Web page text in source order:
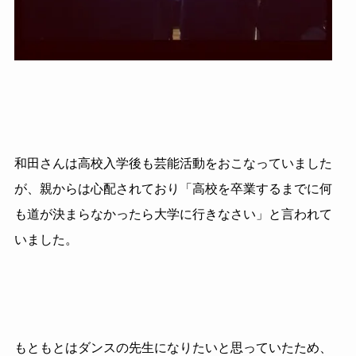
和田さんは高校入学後も芸能活動をおこなっていました
が、親からは心配されており「高校を卒業するまでに何
も道が決まらなかったら大学に行きなさい」と言われて
いました。
もともとはダンスの先生になりたいと思っていたため、